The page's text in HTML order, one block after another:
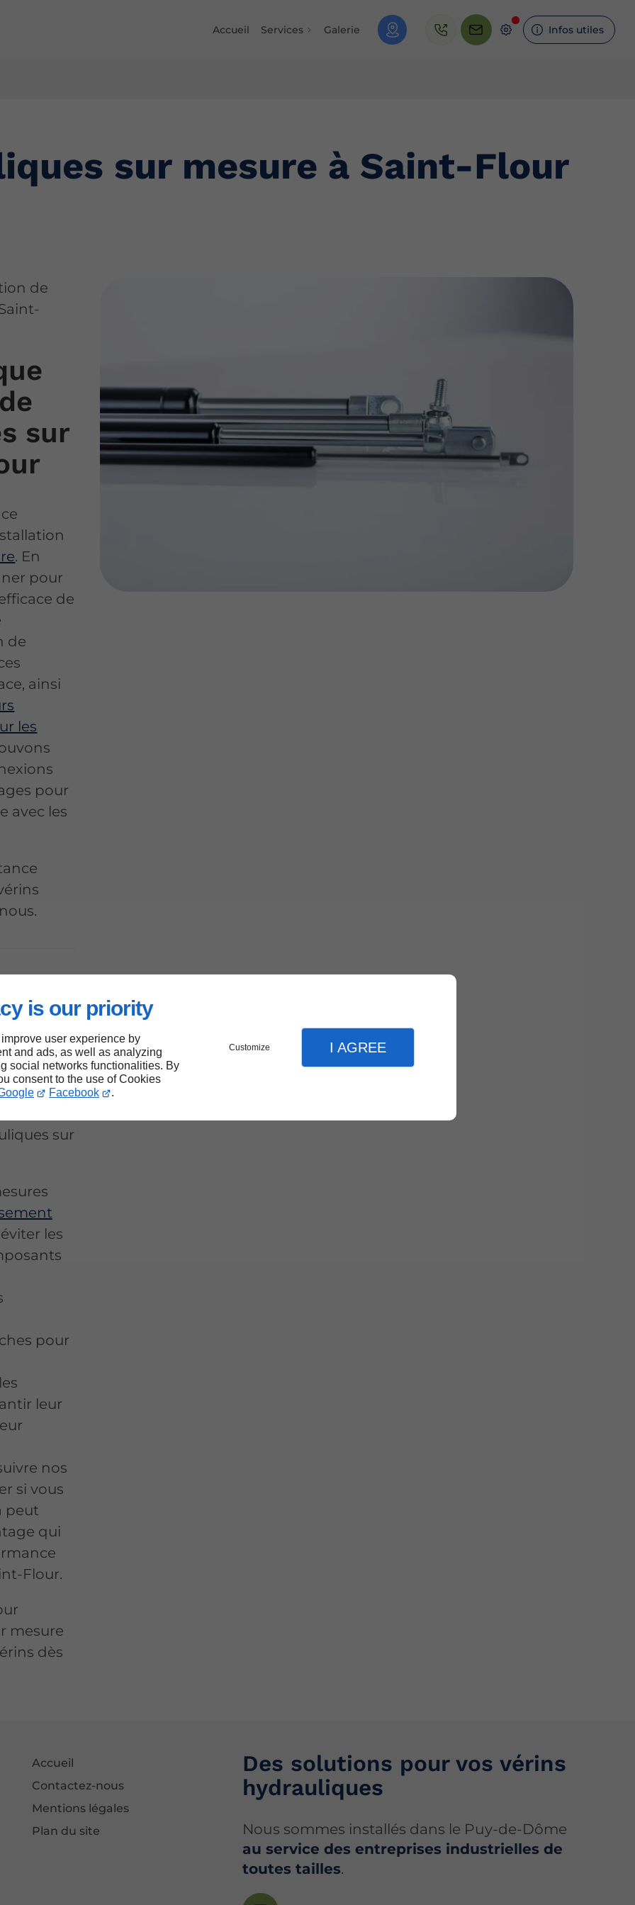
is our priority
user experience by
and ads, as well as analyzing
social networks functionalities. By
consent to the use of Cookies
Facebook .
Customize I AGREE
Accueil Services Galerie Infos utiles
sur mesure à Saint-Flour
de
sur
. En
pour
de
de
ainsi
les
pour
avec les
:
sur
les
pour
leur
nos
si vous
peut
qui
Flour.
mesure
dès
Accueil
Contactez-nous
Mentions légales
Plan du site
Des solutions pour vos vérins
hydrauliques
Nous sommes installés dans le Puy-de-Dôme
au service des entreprises industrielles de
toutes tailles.